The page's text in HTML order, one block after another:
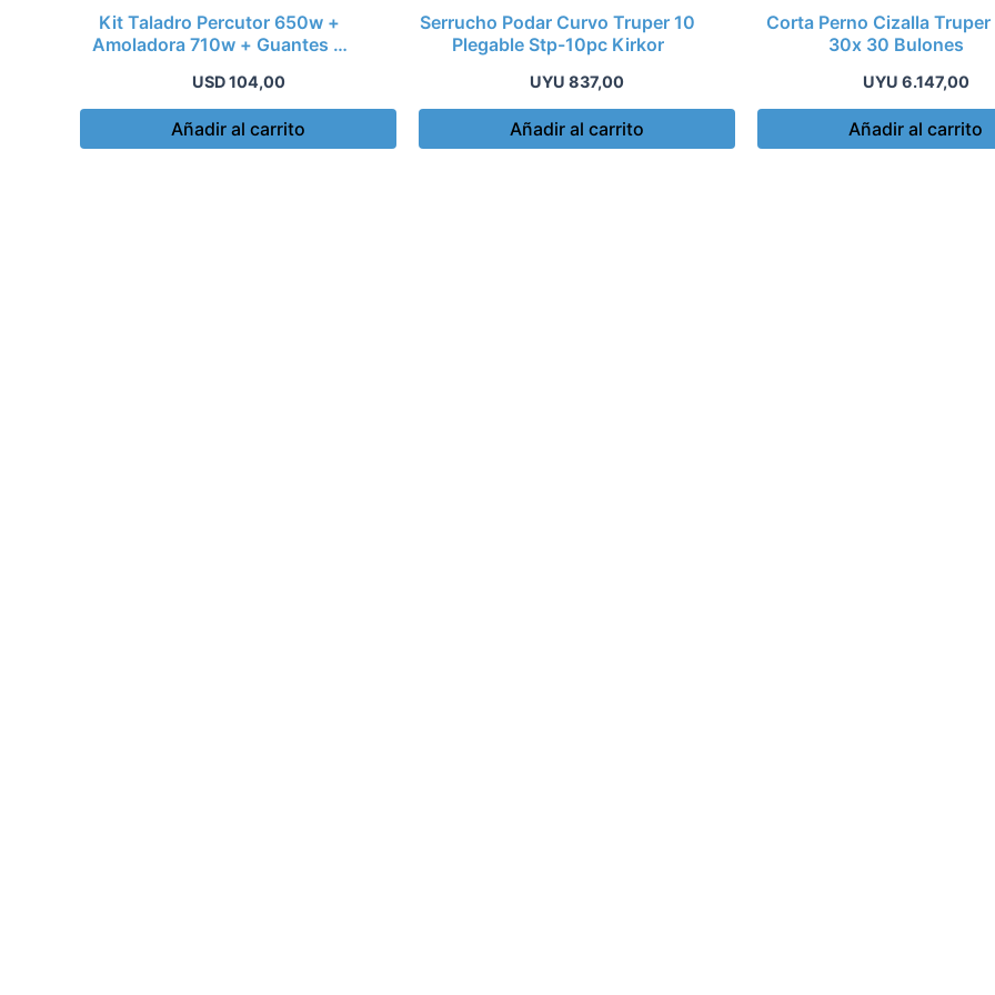
Kit Taladro Percutor 650w +
Amoladora 710w + Guantes +
USD104,00
Añadir al carrito
Serrucho Podar Curvo Truper 10
Plegable Stp-10pc Kirkor
UYU 837,00
Añadir al carrito
Corta Perno Cizalla
30x 30 Bulones
UYU 6.147,00
Añadir al carrito